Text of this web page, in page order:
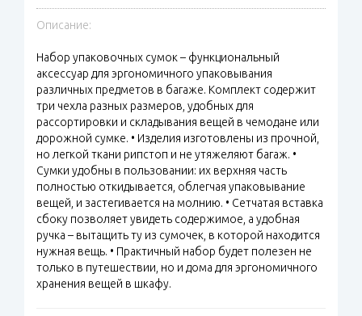
Описание:
Набор упаковочных сумок – функциональный
аксессуар для эргономичного упаковывания
различных предметов в багаже. Комплект содержит
три чехла разных размеров, удобных для
рассортировки и складывания вещей в чемодане или
дорожной сумке. • Изделия изготовлены из прочной,
но легкой ткани рипстоп и не утяжеляют багаж. •
Сумки удобны в пользовании: их верхняя часть
полностью откидывается, облегчая упаковывание
вещей, и застегивается на молнию. • Сетчатая вставка
сбоку позволяет увидеть содержимое, а удобная
ручка – вытащить ту из сумочек, в которой находится
нужная вещь. • Практичный набор будет полезен не
только в путешествии, но и дома для эргономичного
хранения вещей в шкафу.